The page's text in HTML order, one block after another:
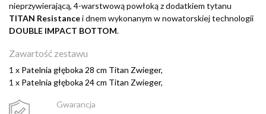
nieprzywierającą, 4-warstwową powłoką z dodatkiem tytanu
TITAN Resistancei dnem wykonanym w nowatorskiej technologii
DOUBLE IMPACT BOTTOM.
Zawartość zestawu
1 x Patelnia głęboka 28 cm Titan Zwieger,
1 x Patelnia głęboka 24 cm Titan Zwieger,
Gwarancja